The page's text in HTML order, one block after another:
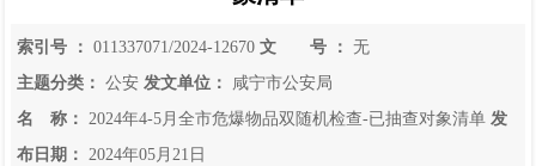
索引号 ： 011337071/2024-12670 文 号 ：
无
主题分类：
公安 发文单位：
咸宁市公安局
名 称：
2024年4-5月全市危爆物品双随机检查-已抽查对象清单 发
布日期：
2024年05月21日